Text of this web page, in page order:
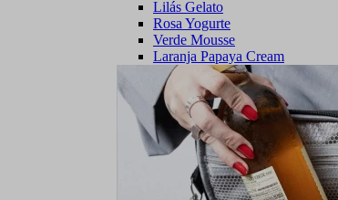
Lilás Gelato
Rosa Yogurte
Verde Mousse
Laranja Papaya Cream